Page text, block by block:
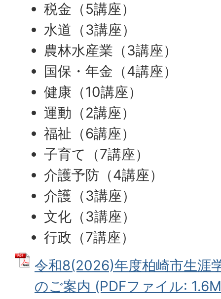
税金（5講座）
水道（3講座）
農林水産業（3講座）
国保・年金（4講座）
健康（10講座）
運動（2講座）
福祉（6講座）
子育て（7講座）
介護予防（4講座）
介護（3講座）
文化（3講座）
行政（7講座）
令和8(2026)年度柏崎市生涯
のご案内 (PDFファイル: